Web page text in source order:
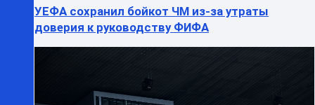
УЕФА сохранил бойкот ЧМ из-за утраты
доверия к руководству ФИФА